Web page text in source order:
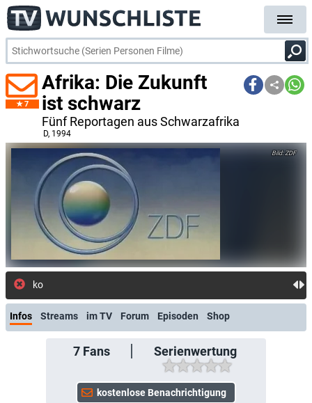
7
Afrika: Die Zukunft
ist schwarz
Fünf Reportagen aus Schwarzafrika
D, 1994
ZDF
kostenlose E
Infos Streams im TV Forum Episoden Shop
7Fans Serienwertung